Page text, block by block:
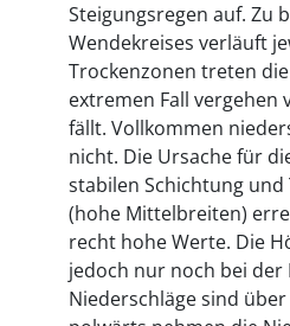
Steigungsregen auf. Zu
Wendekreises verläuft
Trockenzonen treten
extremen Fall vergehen
fällt. Vollkommen
nicht. Die Ursache für
stabilen Schichtung und
(hohe Mittelbreiten)
recht hohe Werte. Die
jedoch nur noch bei
Niederschläge sind